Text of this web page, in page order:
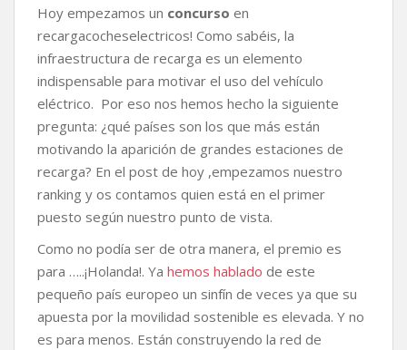
c
e
b
o
o
k
i
t
t
e
r
a
t
s
A
p
p
p
y
L
i
n
k
m
p
a
r
t
i
r
Hoy empezamos un concurso en
recargacocheselectricos! Como sabéis, la
infraestructura de recarga es un elemento
indispensable para motivar el uso del vehículo
eléctrico. Por eso nos hemos hecho la siguiente
pregunta: ¿qué países son los que más están
motivando la aparición de grandes estaciones de
recarga? En el post de hoy ,empezamos nuestro
ranking y os contamos quien está en el primer
puesto según nuestro punto de vista.
Como no podía ser de otra manera, el premio es
para …..¡Holanda!. Ya hemos hablado de este
pequeño país europeo un sinfín de veces ya que su
apuesta por la movilidad sostenible es elevada. Y no
es para menos. Están construyendo la red de